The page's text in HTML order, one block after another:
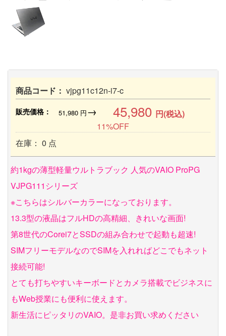
商品コード： vjpg11c12n-i7-c
販売価格： 51,980円→ 45,980 円(税込)
11%OFF
在庫： 0 点
約1kgの薄型軽量ウルトラブック 人気のVAIO ProPG
VJPG111シリーズ
※こちらはシルバーカラーになっております。
13.3型の液晶はフルHDの高精細、きれいな画面!
第8世代のCorei7とSSDの組み合わせで起動も超速!
SIMフリーモデルなのでSIMを入れればどこでもネット
接続可能!
とても打ちやすいキーボードとカメラ搭載でビジネスに
もWeb授業にも便利に使えます。
新生活にピッタリのVAIO。是非お買い求めください